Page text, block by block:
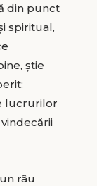
din punct
spiritual,
știe
lucrurilor
râu